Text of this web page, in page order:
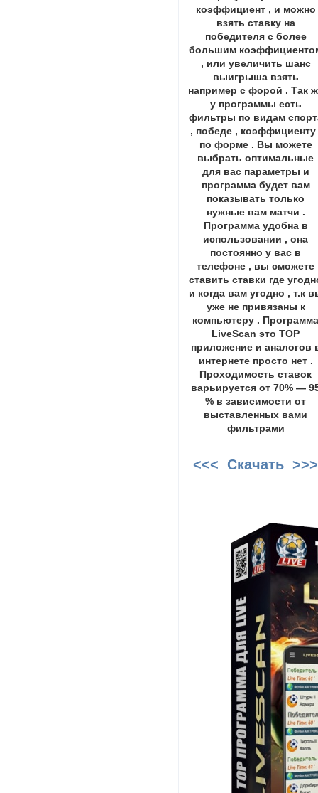
коэффициент , и можно
взять ставку на
победителя с более
большим
, или увеличить шанс
выигрыша взять
например с форой . Так
у программы есть
фильтры по видам
, победе , коэффициенту
по форме . Вы можете
выбрать оптимальные
для вас параметры и
программа будет вам
показывать только
нужные вам матчи .
Программа удобна в
использовании , она
постоянно у вас в
телефоне , вы сможете
ставить ставки где
и когда вам угодно , т.к
уже не привязаны к
компьютеру .
LiveScan это ТОР
приложение и аналогов
интернете просто нет .
Проходимость ставок
варьируется от 70% —
% в зависимости от
выставленных вами
фильтрами
<<< Скачать >>>